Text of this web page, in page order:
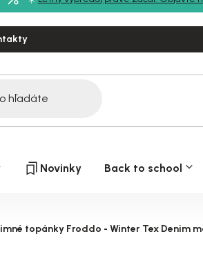
Novinky Back to school
topánky Froddo - Winter Tex Denim